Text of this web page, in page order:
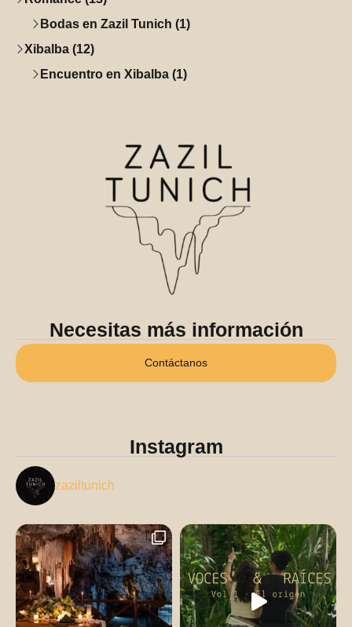
Bodas en Zazil Tunich (1)
Xibalba (12)
Encuentro en Xibalba (1)
Necesitas más información
Contáctanos
Instagram
zaziltunich